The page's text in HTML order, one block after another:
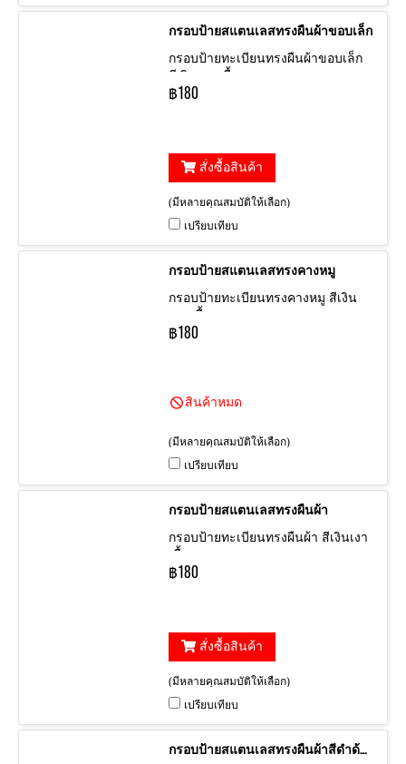
กรอบป้ายสแตนเลสทรงผืนผ้าขอบเล็ก
กรอบป้ายทะเบียนทรงผืนผ้าขอบเล็ก
สีเงินเงา เนื้อสแตนเลส
฿180
สั่งซื้อสินค้า
(มีหลายคุณสมบัติให้เลือก)
เปรียบเทียบ
กรอบป้ายสแตนเลสทรงคางหมู
กรอบป้ายทะเบียนทรงคางหมู สีเงิน
เงา เนื้อสแตนเลส
฿180
สินค้าหมด
(มีหลายคุณสมบัติให้เลือก)
เปรียบเทียบ
กรอบป้ายสแตนเลสทรงผืนผ้า
กรอบป้ายทะเบียนทรงผืนผ้า สีเงินเงา
เนื้อสแตนเลส
฿180
สั่งซื้อสินค้า
(มีหลายคุณสมบัติให้เลือก)
เปรียบเทียบ
กรอบป้ายสแตนเลสทรงผืนผ้าสีดำด้าน